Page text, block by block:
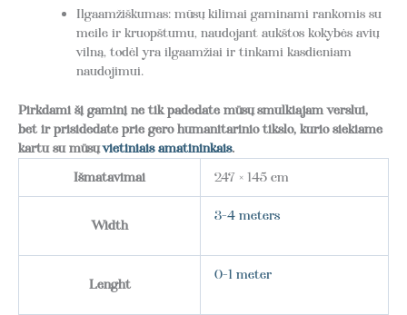
Ilgaamžiškumas: mūsų kilimai gaminami rankomis su
meile ir kruopštumu, naudojant aukštos kokybės avių
vilną, todėl yra ilgaamžiai ir tinkami kasdieniam
naudojimui.
Pirkdami šį gaminį ne tik padedate mūsų smulkiajam verslui,
bet ir prisidedate prie gero humanitarinio tikslo, kurio siekiame
kartu su mūsųvietiniais amatininkais.
Išmatavimai
247 × 145 cm
Width
3-4 meters
Lenght
0-1 meter